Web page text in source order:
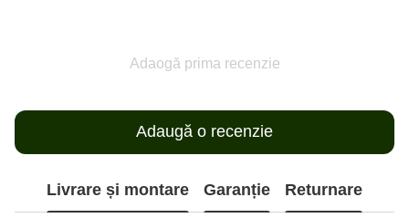
Adaogă prima recenzie
Adaugă o recenzie
Livrare și montare Garanție Returnare